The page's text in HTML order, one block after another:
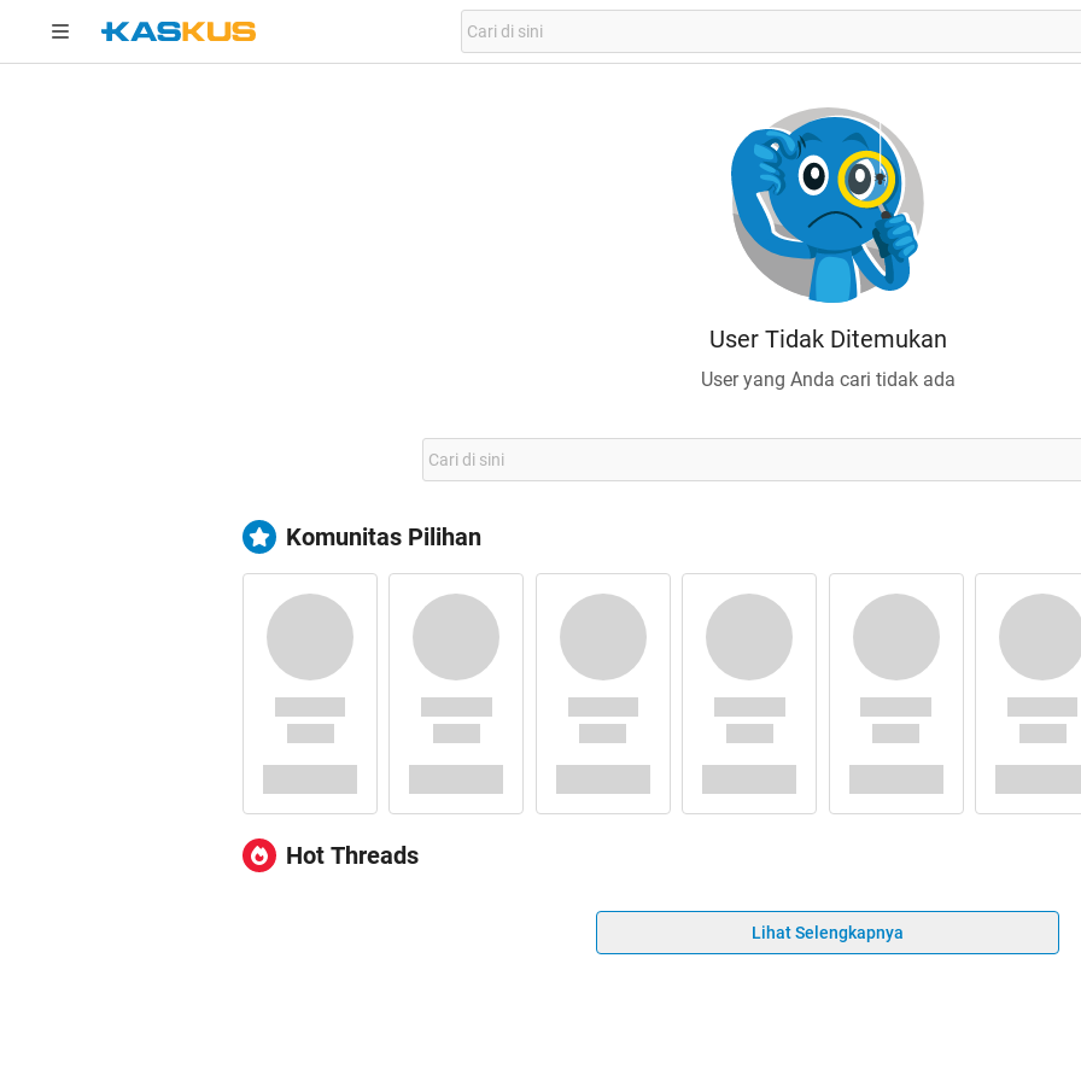
User Tidak Ditemukan
User yang Anda cari tidak ada
Komunitas Pilihan
Hot Threads
Lihat Selengkapnya